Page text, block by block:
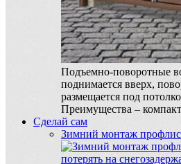
Подъемно-поворотные
поднимается вверх,
размещается под
Преимущества –
Сделай сам
Зимний монтаж